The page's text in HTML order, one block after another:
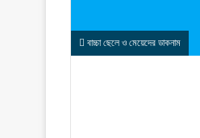
বাচ্চা ছেলে ও মেয়েদের ডাকনাম